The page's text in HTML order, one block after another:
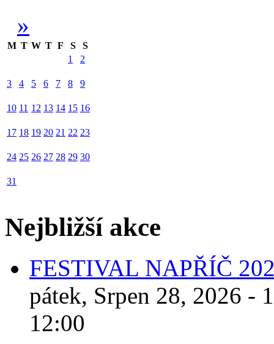
»
M T W T F S
S
1
2
3 4 5 6 7 8 9
10 11 12 13 14 15 16
17 18 19 20 21 22 23
24 25 26 27 28 29 30
31
Nejbližší akce
FESTIVAL NAPŘÍČ
pátek, Srpen 28, 2026 -
12:00